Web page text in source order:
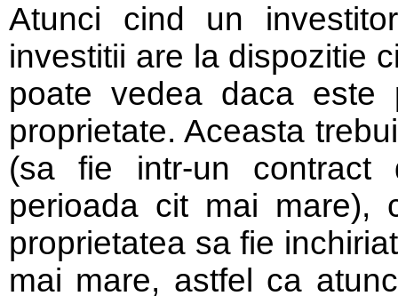
Atunci cind un
investitii are la dispozitie
poate vedea daca este
proprietate. Aceasta
(sa fie intr-un contract
perioada cit mai mare),
proprietatea sa fie
mai mare, astfel ca